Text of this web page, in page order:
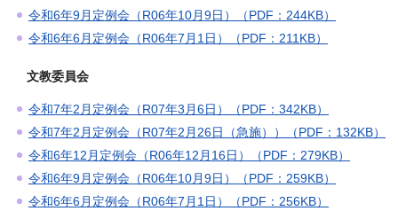
令和6年9月定例会（R06年10月9日）（PDF：244KB）
令和6年6月定例会（R06年7月1日）（PDF：211KB）
文教委員会
令和7年2月定例会（R07年3月6日）（PDF：342KB）
令和7年2月定例会（R07年2月26日（急施））（PDF：132KB）
令和6年12月定例会（R06年12月16日）（PDF：279KB）
令和6年9月定例会（R06年10月9日）（PDF：259KB）
令和6年6月定例会（R06年7月1日）（PDF：256KB）